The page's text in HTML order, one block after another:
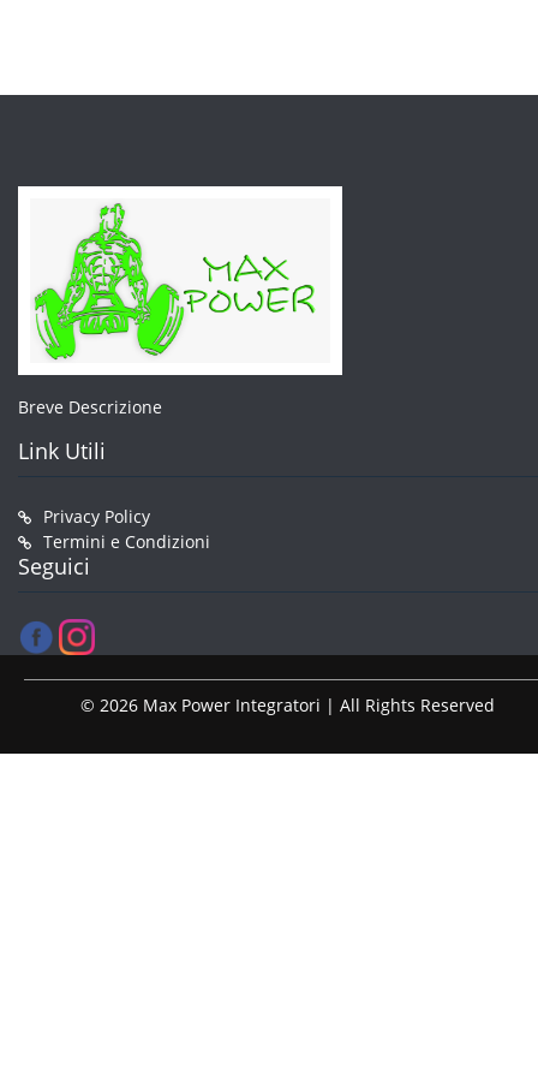
nella
Breve Descrizione
Link Utili
Privacy Policy
Termini e Condizioni
Seguici
© 2026 Max Power Integratori | All Rights Reserved